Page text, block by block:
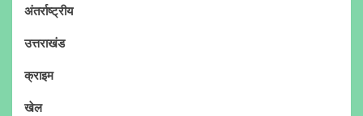
अंतर्राष्ट्रीय
उत्तराखंड
क्राइम
खेल